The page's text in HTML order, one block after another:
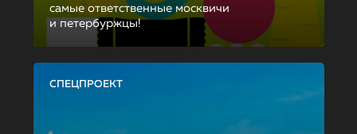
самые ответственные москвичи
и петербуржцы!
СПЕЦПРОЕКТ